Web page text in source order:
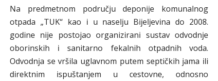
Na predmetnom području deponije komunalnog
otpada „TUK“ kao i u naselju Bijeljevina do 2008.
godine nije postojao organizirani sustav odvodnje
oborinskih i sanitarno fekalnih otpadnih voda.
Odvodnja se vršila uglavnom putem septičkih jama ili
direktnim ispuštanjem u cestovne, odnosno